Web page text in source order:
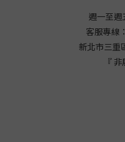
週一至週
客服專線
新北市三重
『